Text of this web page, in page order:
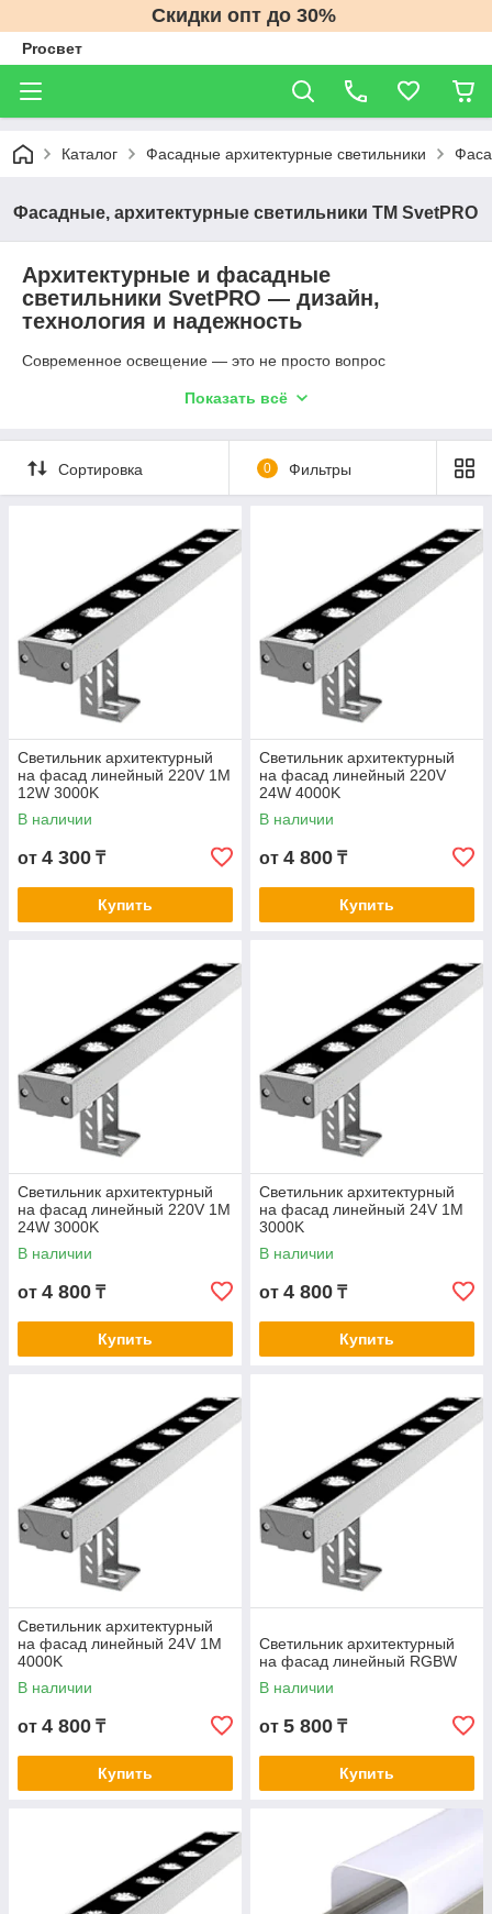
Скидки опт до 30%
Proсвет
Каталог Фасадные архитектурные светильники
Фасадные, архитектурные светильники ТМ SvetPRO
Архитектурные и фасадные
светильники SvetPRO — дизайн,
технология и надежность
Современное освещение — это не просто вопрос
подчёркивает архитектуру и делает пространство живым.
пример того, как инженерия и дизайн работают вместе. Они
не просто светят — они формируют облик здания ночью,
Показать всё
Сортировка 0 Фильтры
Светильник архитектурный
на фасад линейный 220V 1М
12W 3000K
В наличии
от 4 300 ₸
Купить
Светильник архитектурный
на фасад линейный 220V
24W 4000K
В наличии
от 4 800 ₸
Купить
Светильник архитектурный
на фасад линейный 220V 1M
24W 3000K
В наличии
от 4 800 ₸
Купить
Светильник архитектурный
на фасад линейный 24V 1M
3000K
В наличии
от 4 800 ₸
Купить
Светильник архитектурный
на фасад линейный 24V 1M
4000K
В наличии
от 4 800 ₸
Купить
Светильник архитектурный
на фасад линейный RGBW
В наличии
от 5 800 ₸
Купить